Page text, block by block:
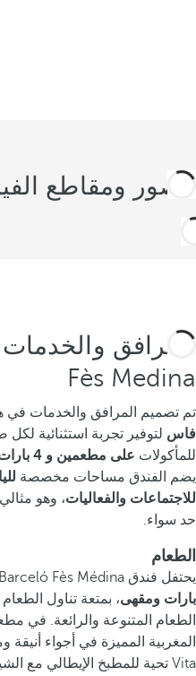
الصور ومقاطع
Fès Medina
تم تصميم المرافق والخدمات في
فاس لتوفير تجربة استثنائية
للمأكولات على مطعمين و 4 بارات
يضم الفندق مساحات مخصصة
للاجتماعات والفعاليات، وهو
حد سواء.
الطعام
يحتفل فندق Barceló Fès Médina، الذي يحتوي على
بارات ومقهى، بمتعة تناول
Vita تحية للمطبخ الإيطالي مع الشيف نيكي بافانيلي، الحائز على